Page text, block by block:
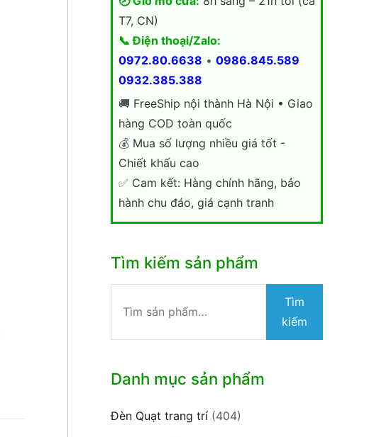
T7, CN)
📞 Điện thoại/Zalo:
0972.80.6638 • 0986.845.589
0932.385.388
🚚 FreeShip nội thành Hà Nội • Giao
hàng COD toàn quốc
💰 Mua số lượng nhiều giá tốt -
Chiết khấu cao
✅ Cam kết: Hàng chính hãng, bảo
hành chu đáo, giá cạnh tranh
Tìm kiếm sản phẩm
kiếm:
Tìm
kiếm
Danh mục sản phẩm
Đèn Quạt trang trí (404)